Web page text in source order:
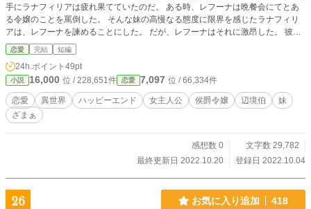
手にラナフィリアは疲れ果てていたのだ。 ある時、レフーナは晩餐会にてとあ
る令嬢のことを罵倒した。 そんな妹の高慢なる態度に限界を感じたラナフィリ
アは、レフーナを諫めることにした。 だが、レフーナはそれに激昂した。 彼女
にとって、自分に従うだけだった姉からの反抗は許せないことだったのだ。 そ
の結果、ラナフィリアは冷血と評判な辺境伯の元に嫁がされることになった。
姉が不幸になるように、レフーナが両親に提言したからである。 しかし、ラナ
フィリアが嫁ぐことになった辺境伯ガルラントは、噂とは異なる人物だった。
戦士であるため、敵に対して冷血ではあるが、それ以外の人物に対して紳士的で
誠実な人物だったのだ。 こうして、レフーナの目論見は外れ、ラナフェリアは
辺境で穏やかな生活を送るのだった。
恋愛 完結 短編
24h.ポイント 49pt
小説 16,000 位 / 228,651件 恋愛 7,097 位 / 66,334件
恋愛 異世界 ハッピーエンド 女主人公 侯爵令嬢 辺境伯
妹
ざまぁ
感想数 0
文字数 29,782
最終更新日 2022.10.20
登録日 2022.10.04
26 お気に入り追加 418